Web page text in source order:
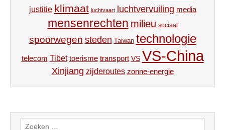
justitie klimaat luchtvaart luchtvervuiling media
mensenrechten milieu sociaal
spoorwegen steden Taiwan technologie
telecom Tibet toerisme transport VS VS-China
Xinjiang zijderoutes zonne-energie
Zoeken